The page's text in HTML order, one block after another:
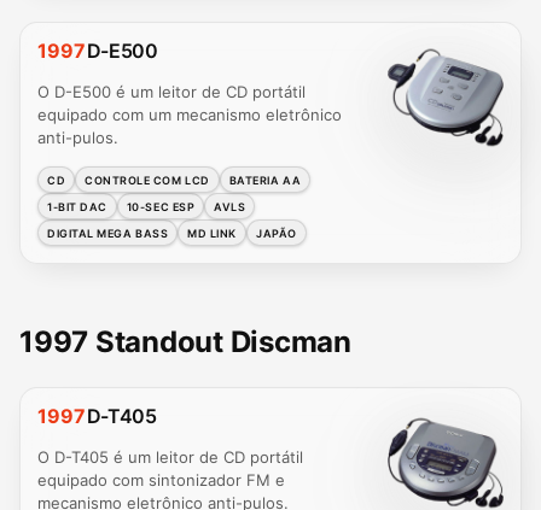
1997D-E500
O D-E500 é um leitor de CD portátil
equipado com um mecanismo eletrônico
anti-pulos.
CD CONTROLE COM LCD
BATERIA AA
1-BIT DAC
10-SEC ESP
AVLS
DIGITAL MEGA BASS
MD LINK JAPÃO
1997 Standout Discman
1997D-T405
O D-T405 é um leitor de CD portátil
equipado com sintonizador FM e
mecanismo eletrônico anti-pulos.